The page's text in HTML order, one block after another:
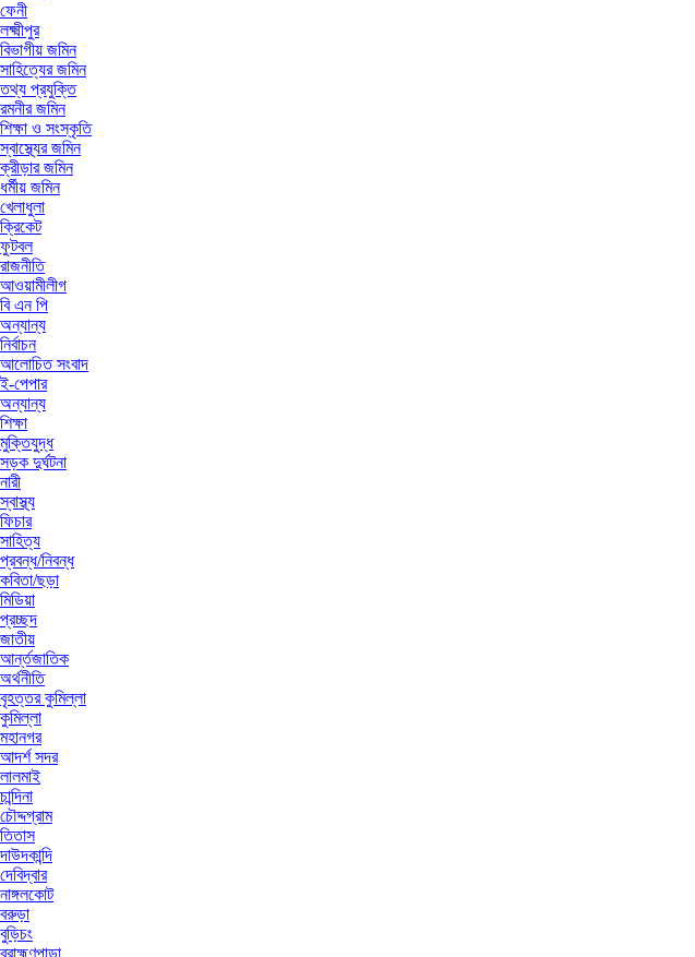
ফেনী
লক্ষ্মীপুর
বিভাগীয় জমিন
সাহিত্যের জমিন
তথ্য প্রযুক্তি
রমনীর জমিন
শিক্ষা ও সংস্কৃতি
স্বাস্থ্যের জমিন
ক্রীড়ার জমিন
ধর্মীয় জমিন
খেলাধুলা
ক্রিকেট
ফুটবল
রাজনীতি
আওয়ামীলীগ
বি এন পি
অন্যান্য
নির্বাচন
আলোচিত সংবাদ
ই-পেপার
অন্যান্য
শিক্ষা
মুক্তিযুদ্ধ
সড়ক দুর্ঘটনা
নারী
স্বাস্থ্য
ফিচার
সাহিত্য
প্রবন্ধ/নিবন্ধ
কবিতা/ছড়া
মিডিয়া
প্রচ্ছদ
জাতীয়
আর্ন্তজাতিক
অর্থনীতি
বৃহত্তর কুমিল্লা
কুমিল্লা
মহানগর
আদর্শ সদর
লালমাই
চান্দিনা
চৌদ্দগ্রাম
তিতাস
দাউদকান্দি
দেবিদ্বার
নাঙ্গলকোট
বরুড়া
বুড়িচং